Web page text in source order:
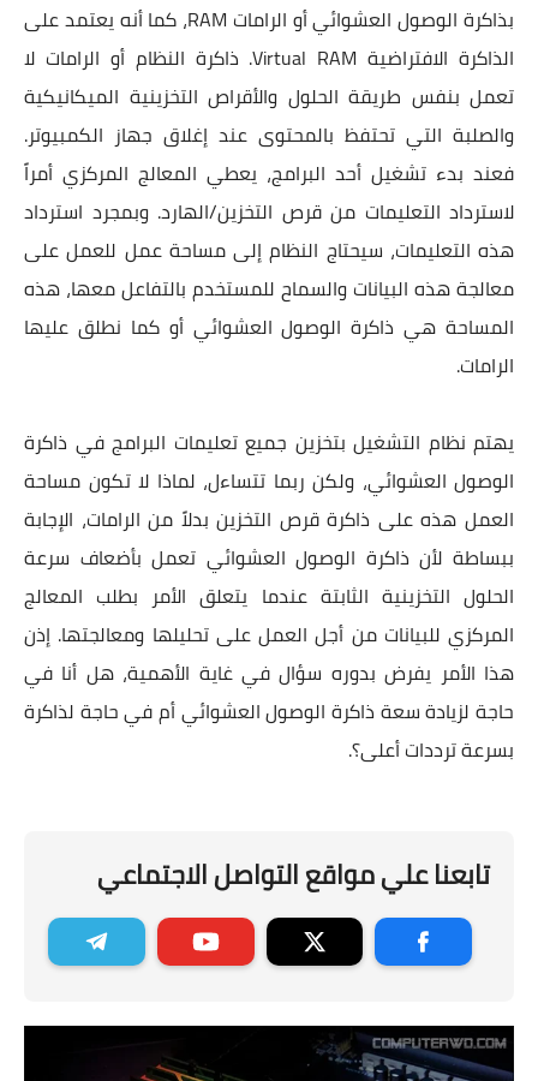
بذاكرة الوصول العشوائي أو الرامات RAM، كما أنه يعتمد على
الذاكرة الافتراضية Virtual RAM. ذاكرة النظام أو الرامات لا
تعمل بنفس طريقة الحلول والأقراص التخزينية الميكانيكية
والصلبة التي تحتفظ بالمحتوى عند إغلاق جهاز الكمبيوتر.
فعند بدء تشغيل أحد البرامج، يعطي المعالج المركزي أمراً
لاسترداد التعليمات من قرص التخزين/الهارد. وبمجرد استرداد
هذه التعليمات، سيحتاج النظام إلى مساحة عمل للعمل على
معالجة هذه البيانات والسماح للمستخدم بالتفاعل معها، هذه
المساحة هي ذاكرة الوصول العشوائي أو كما نطلق عليها
الرامات.
يهتم نظام التشغيل بتخزين جميع تعليمات البرامج في ذاكرة
الوصول العشوائي، ولكن ربما تتساءل، لماذا لا تكون مساحة
العمل هذه على ذاكرة قرص التخزين بدلاً من الرامات، الإجابة
ببساطة لأن ذاكرة الوصول العشوائي تعمل بأضعاف سرعة
الحلول التخزينية الثابتة عندما يتعلق الأمر بطلب المعالج
المركزي للبيانات من أجل العمل على تحليلها ومعالجتها. إذن
هذا الأمر يفرض بدوره سؤال في غاية الأهمية، هل أنا في
حاجة لزيادة سعة ذاكرة الوصول العشوائي أم في حاجة لذاكرة
بسرعة ترددات أعلى؟.
تابعنا علي مواقع التواصل الاجتماعي